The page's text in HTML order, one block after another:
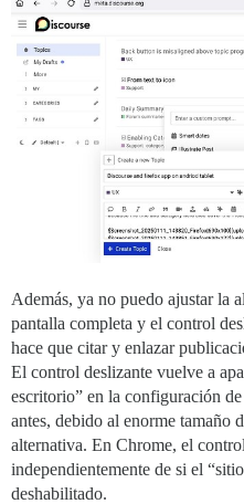
Además, ya no puedo ajustar la
pantalla completa y el control
hace que citar y enlazar
El control deslizante vuelve a
escritorio” en la configuración
antes, debido al enorme tamaño
alternativa. En Chrome, el
independientemente de si el
deshabilitado.